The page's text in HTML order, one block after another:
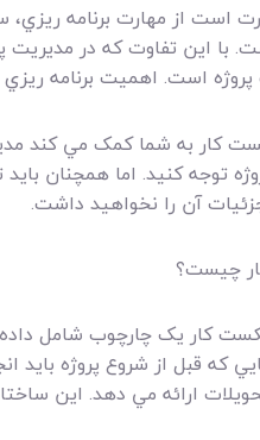
است از مهارت برنامه ريزي،
با اين تفاوت که در
است. اهميت برنامه ريزي
کار به شما کمک مي کند
توجه کنيد. اما همچنان
آن را نخواهيد داشت.
چيست؟
کار يک چارچوب شامل داده
که قبل از شروع پروژه بايد
ارائه مي دهد. اين